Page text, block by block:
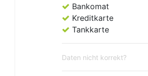
Bankomat
Kreditkarte
Tankkarte
Daten nicht korrekt?